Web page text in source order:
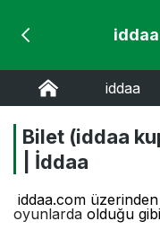
iddaa
Bilet (iddaa
| İddaa
iddaa.com
oyunlarda olduğu